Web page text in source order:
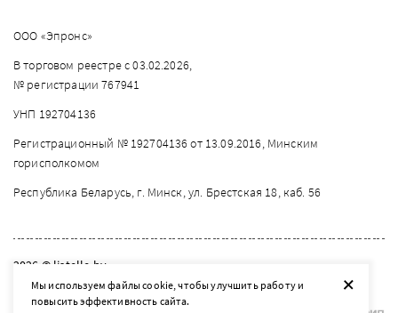
+
Мы используем файлы cookie, чтобы улучшить работу и
повысить эффективность сайта.
ООО «Эпронс»
В торговом реестре с 03.02.2026,
№ регистрации 767941
УНП 192704136
Регистрационный № 192704136 от 13.09.2016, Минским
горисполкомом
Республика Беларусь, г. Минск, ул. Брестская 18, каб. 56
2026 © listelle.by
Разработка сайта — SLAM